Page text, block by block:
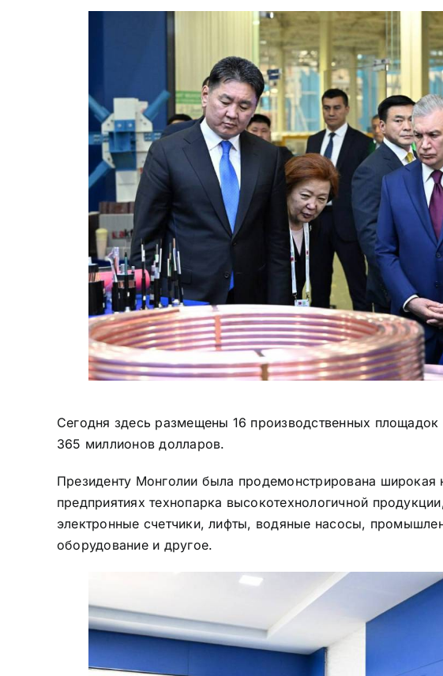
Сегодня здесь размещены 16 производственных
365 миллионов долларов.
Президенту Монголии была продемонстрирована широкая
предприятиях технопарка высокотехнологичной
электронные счетчики, лифты, водяные насосы,
оборудование и другое.